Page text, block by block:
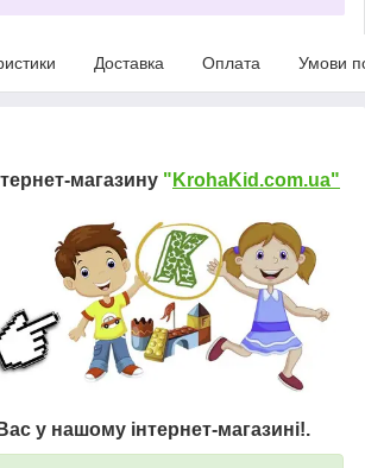
Доставка Оплата Умови
магазину " KrohaKid.com.ua"
Вас у нашому інтернет-магазині!.